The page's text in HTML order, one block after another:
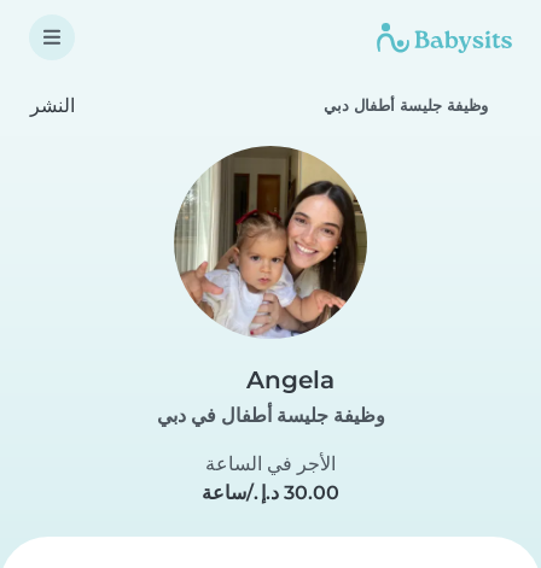
وظيفة جليسة أطفال دبي النشر
Angela
وظيفة جليسة أطفال في دبي
الأجر في الساعة